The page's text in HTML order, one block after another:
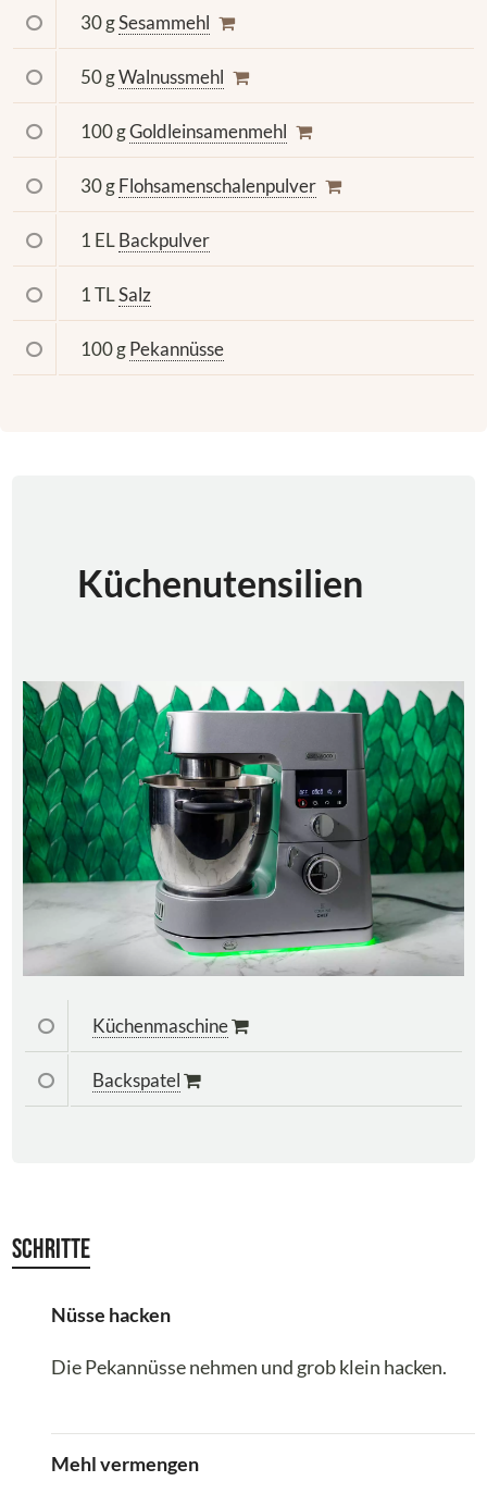
30 gSesammehl
50 gWalnussmehl
100 gGoldleinsamenmehl
30 gFlohsamenschalenpulver
1 ELBackpulver
1 TLSalz
100 gPekannüsse
Küchenutensilien
Küchenmaschine
Backspatel
Schritte
Nüsse hacken
Die Pekannüsse nehmen und grob klein hacken.
Mehl vermengen